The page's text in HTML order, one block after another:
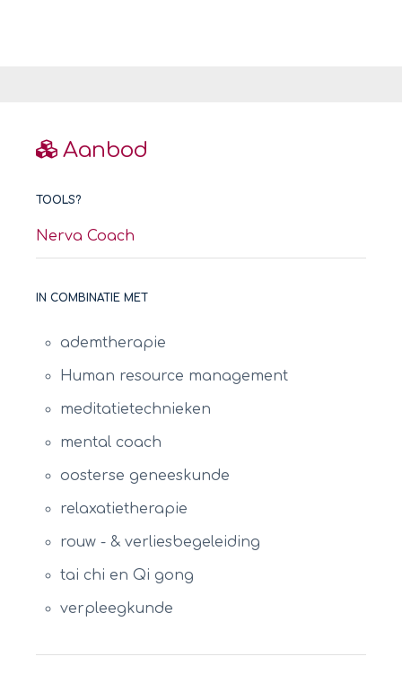
Aanbod
TOOLS?
Nerva Coach
IN COMBINATIE MET
ademtherapie
Human resource management
meditatietechnieken
mental coach
oosterse geneeskunde
relaxatietherapie
rouw - & verliesbegeleiding
tai chi en Qi gong
verpleegkunde